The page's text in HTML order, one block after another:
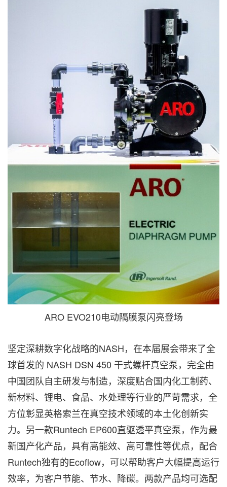
ARO EVO210电动隔膜泵闪亮登场
坚定深耕数字化战略的NASH，在本届展会带来了全
球首发的 NASH DSN 450 干式螺杆真空泵，完全由
中国团队自主研发与制造，深度贴合国内化工制药、
新材料、锂电、食品、水处理等行业的严苛需求，全
方位彰显英格索兰在真空技术领域的本土化创新实
力。另一款Runtech EP600直驱透平真空泵，作为最
新国产化产品，具有高能效、高可靠性等优点，配合
Runtech独有的Ecoflow，可以帮助客户大幅提高运行
效率，为客户节能、节水、降碳。两款产品均可选配